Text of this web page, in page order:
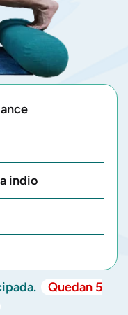
indio
Quedan 5